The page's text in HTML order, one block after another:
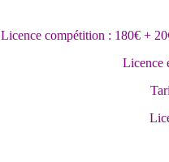
Licence compétition : 180€ +
Licence